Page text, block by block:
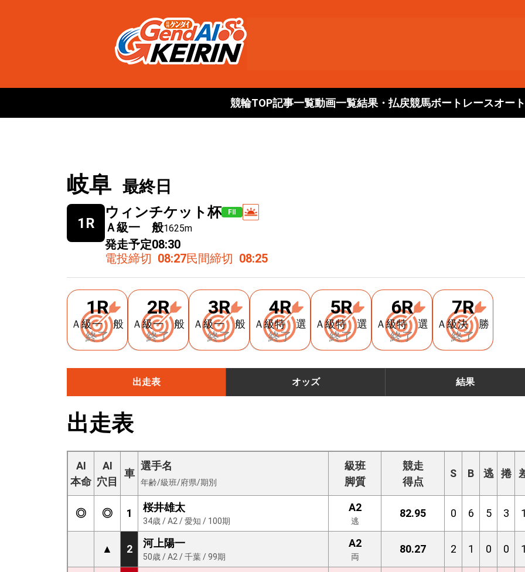
競輪TOP記事一覧動画一覧結果・払戻競馬ボートレースオー
岐阜 最終日
1R
ウィンチケット杯 FⅡ
Ａ級一 般1625m
発走予定08:30
電投締切 08:27民間締切 08:25
1R
Ａ級一 般
終了
2R
Ａ級一 般
終了
3R
Ａ級一 般
終了
4R
Ａ級特 選
終了
5R
Ａ級特 選
終了
6R
Ａ級特 選
終了
7R
Ａ級決 勝
終了
出走表 オッズ 結果
出走表
AI
本命
AI
穴目
車
選手名
年齢/級班/府県/期別
級班
脚質
競走
得点
S B 逃 捲
◎ ◎ 1 桜井雄太
34歳 / A2 / 愛知 / 100期
A2
逃
82.95 0 6 5 3
▲ 2 河上陽一
50歳 / A2 / 千葉 / 99期
A2
両
80.27 2 1 0 0